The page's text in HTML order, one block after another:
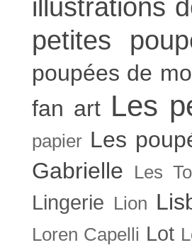
illustrations
petites
poupées de
fan art Les
papier Les
Gabrielle
Les
Lingerie Lion
Loren Capelli Lot